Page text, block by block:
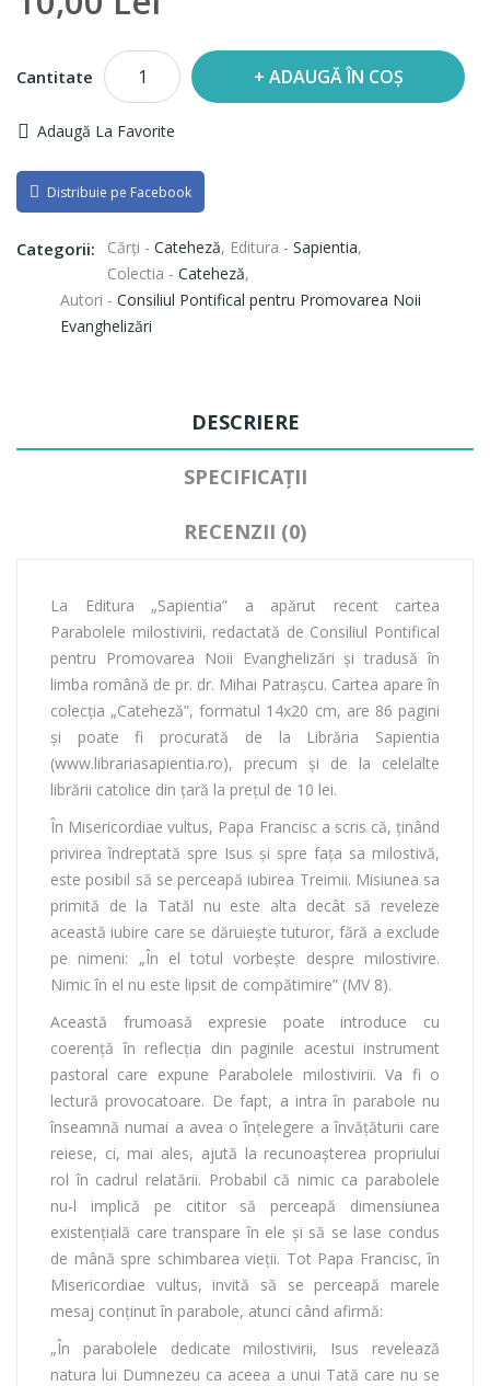
Cantitate ADAUGĂ ÎN COȘ
Adaugă La Favorite
Distribuie pe Facebook
Categorii: Cărți - Cateheză, Editura - Sapientia,
Colectia - Cateheză,
Autori - Consiliul Pontifical pentru Promovarea Noii
Evanghelizări
DESCRIERE
SPECIFICAȚII
RECENZII (0)
La Editura „Sapientia” a apărut recent cartea
Parabolele milostivirii, redactată de Consiliul Pontifical
pentru Promovarea Noii Evanghelizări şi tradusă în
limba română de pr. dr. Mihai Patrașcu. Cartea apare în
colecția „Cateheză”, formatul 14x20 cm, are 86 pagini
și poate fi procurată de la Librăria Sapientia
(www.librariasapientia.ro), precum și de la celelalte
librării catolice din țară la prețul de 10 lei.
În Misericordiae vultus, Papa Francisc a scris că, ţinând
privirea îndreptată spre Isus şi spre faţa sa milostivă,
este posibil să se perceapă iubirea Treimii. Misiunea sa
primită de la Tatăl nu este alta decât să reveleze
această iubire care se dăruieşte tuturor, fără a exclude
pe nimeni: „În el totul vorbeşte despre milostivire.
Nimic în el nu este lipsit de compătimire” (MV 8).
Această frumoasă expresie poate introduce cu
coerenţă în reflecţia din paginile acestui instrument
pastoral care expune Parabolele milostivirii. Va fi o
lectură provocatoare. De fapt, a intra în parabole nu
înseamnă numai a avea o înţelegere a învăţăturii care
reiese, ci, mai ales, ajută la recunoaşterea propriului
rol în cadrul relatării. Probabil că nimic ca parabolele
nu-l implică pe cititor să perceapă dimensiunea
existenţială care transpare în ele şi să se lase condus
de mână spre schimbarea vieţii. Tot Papa Francisc, în
Misericordiae vultus, invită să se perceapă marele
mesaj conţinut în parabole, atunci când afirmă:
„În parabolele dedicate milostivirii, Isus revelează
natura lui Dumnezeu ca aceea a unui Tată care nu se